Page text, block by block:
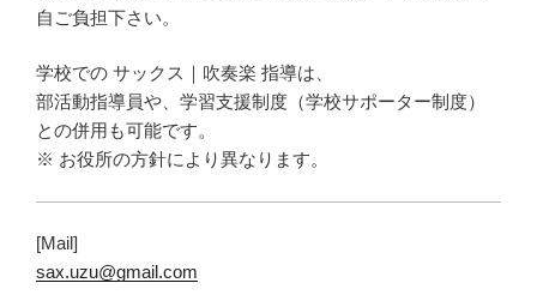
自ご負担下さい。
学校での サックス｜吹奏楽 指導は、
部活動指導員や、学習支援制度（学校サポーター制度）
との併用も可能です。
※ お役所の方針により異なります。
[Mail]
sax.uzu@gmail.com